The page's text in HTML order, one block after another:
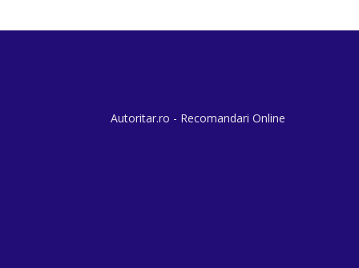
Autoritar.ro - Recomandari Online